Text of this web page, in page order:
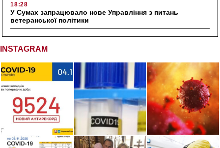
18:28
У Сумах запрацювало нове Управління з питань
ветеранської політики
INSTAGRAM